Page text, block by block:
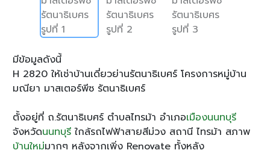
มีข้อมูลดังนี้
H 2820 ให้เช่าบ้านเดี่ยวย่านรัตนาธิเบศร์ โครงการหมู่บ้าน
มณียา มาสเตอร์พีซ รัตนาธิเบศร์
ตั้งอยู่ที่ ถ.รัตนาธิเบศร์ ตำบลไทรม้า อำเภอเมืองนนทบุรี
จังหวัดนนทบุรีใกล้รถไฟฟ้าสายสีม่วง สถานี ไทรม้า สภาพ
บ้านใหม่มากๆ หลังจากเพิ่ง Renovate ทั้งหลัง